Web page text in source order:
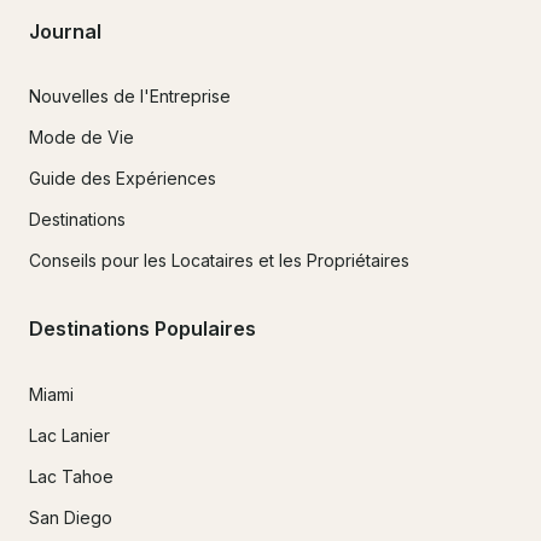
Journal
Nouvelles de l'Entreprise
Mode de Vie
Guide des Expériences
Destinations
Conseils pour les Locataires et les Propriétaires
Destinations Populaires
Miami
Lac Lanier
Lac Tahoe
San Diego